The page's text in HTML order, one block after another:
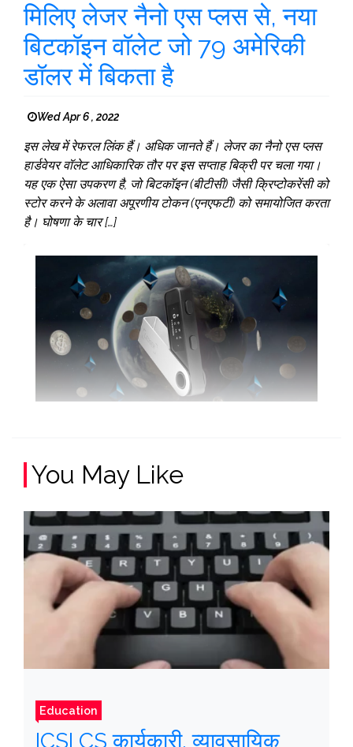
मिलिए लेजर नैनो एस प्लस से, नया
बिटकॉइन वॉलेट जो 79 अमेरिकी
डॉलर में बिकता है
Wed Apr 6 , 2022
इस लेख में रेफरल लिंक हैं। अधिक जानते हैं। लेजर का नैनो एस प्लस
हार्डवेयर वॉलेट आधिकारिक तौर पर इस सप्ताह बिक्री पर चला गया।
यह एक ऐसा उपकरण है, जो बिटकॉइन (बीटीसी) जैसी क्रिप्टोकरेंसी को
स्टोर करने के अलावा अपूरणीय टोकन (एनएफटी) को समायोजित करता
है। घोषणा के चार […]
You May Like
Education
ICSI CS कार्यकारी, व्यावसायिक